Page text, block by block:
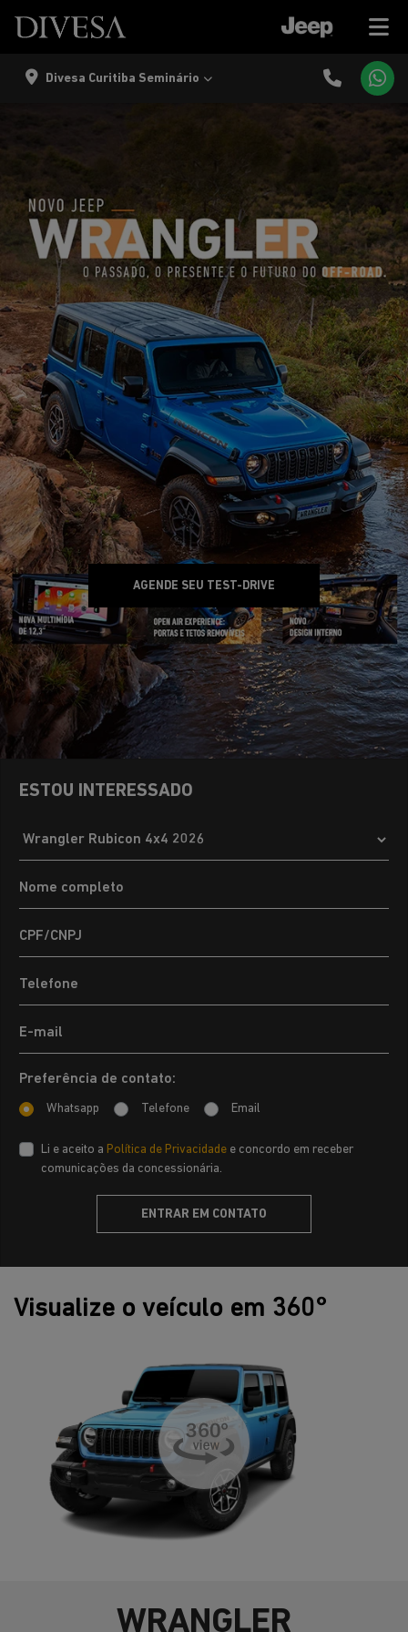
Divesa Curitiba Seminário
ESTOU INTERESSADO
Preferência de contato:
Whatsapp Telefone Email
Li e aceito a Política de Privacidade e concordo em receber
comunicações da concessionária.
ENTRAR EM CONTATO
AGENDE SEU TEST-DRIVE
Visualize o veículo em 360°
WRANGLER